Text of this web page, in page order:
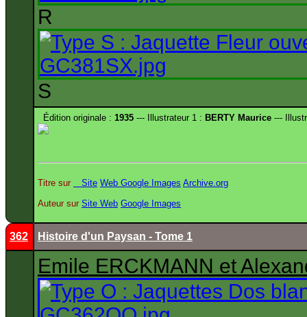
R
S
Édition originale : 1935 --- Illustrateur 1 : BERTY Maurice ---
Titre sur Site Web Google Images Archive.org
Auteur sur Site Web Google Images
362 Histoire d'un Paysan - Tome 1
Emile ERCKMANN et